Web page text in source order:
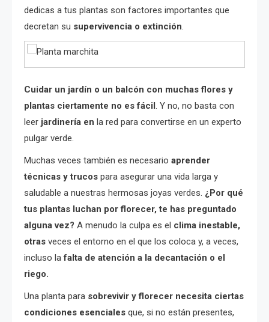
dedicas a tus plantas son factores importantes que
decretan su supervivencia o extinción.
Cuidar un jardín o un balcón con muchas flores y
plantas ciertamente no es fácil. Y no, no basta con
leer jardinería en la red para convertirse en un experto
pulgar verde.
Muchas veces también es necesario aprender
técnicas y trucos para asegurar una vida larga y
saludable a nuestras hermosas joyas verdes. ¿Por qué
tus plantas luchan por florecer, te has preguntado
alguna vez? A menudo la culpa es el clima inestable,
otras veces el entorno en el que los coloca y, a veces,
incluso lafalta de atención a la decantación o el
riego.
Una planta para sobrevivir y florecer necesita ciertas
condiciones esenciales que, si no están presentes,